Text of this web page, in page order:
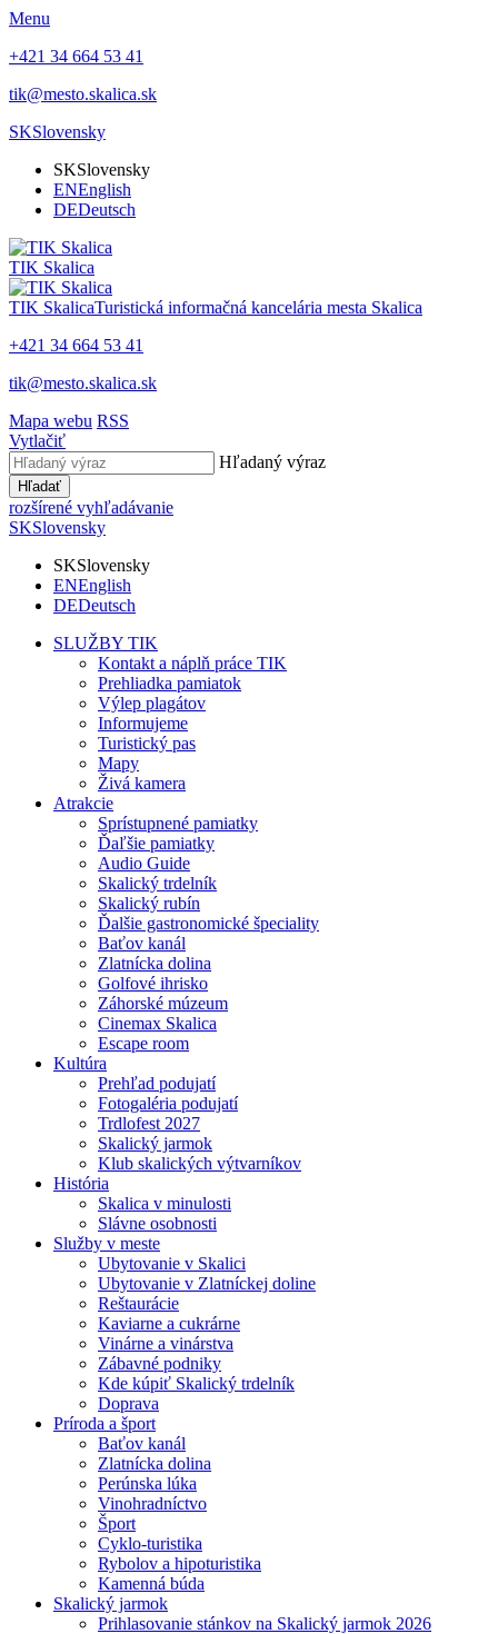
Menu
+421 34 664 53 41
tik@mesto.skalica.sk
SKSlovensky
SKSlovensky
ENEnglish
DEDeutsch
TIK Skalica
TIK SkalicaTuristická informačná kancelária mesta Skalica
+421 34 664 53 41
tik@mesto.skalica.sk
Mapa webu RSS
Vytlačiť
Hľadaný výraz
Hľadať
rozšírené vyhľadávanie
SKSlovensky
SKSlovensky
ENEnglish
DEDeutsch
SLUŽBY TIK
Kontakt a náplň práce TIK
Prehliadka pamiatok
Výlep plagátov
Informujeme
Turistický pas
Mapy
Živá kamera
Atrakcie
Sprístupnené pamiatky
Ďaľšie pamiatky
Audio Guide
Skalický trdelník
Skalický rubín
Ďalšie gastronomické špeciality
Baťov kanál
Zlatnícka dolina
Golfové ihrisko
Záhorské múzeum
Cinemax Skalica
Escape room
Kultúra
Prehľad podujatí
Fotogaléria podujatí
Trdlofest 2027
Skalický jarmok
Klub skalických výtvarníkov
História
Skalica v minulosti
Slávne osobnosti
Služby v meste
Ubytovanie v Skalici
Ubytovanie v Zlatníckej doline
Reštaurácie
Kaviarne a cukrárne
Vinárne a vinárstva
Zábavné podniky
Kde kúpiť Skalický trdelník
Doprava
Príroda a šport
Baťov kanál
Zlatnícka dolina
Perúnska lúka
Vinohradníctvo
Šport
Cyklo-turistika
Rybolov a hipoturistika
Kamenná búda
Skalický jarmok
Prihlasovanie stánkov na Skalický jarmok 2026